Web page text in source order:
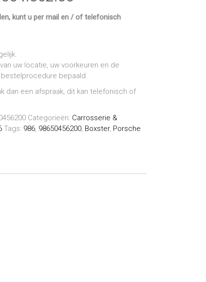
kunt u per mail en / of telefonisch
uw locatie, uw voorkeuren en de
bepaald.
dan een afspraak, dit kan telefonisch of
Categorieën: Carrosserie &
Tags: 986, 98650456200, Boxster, Porsche